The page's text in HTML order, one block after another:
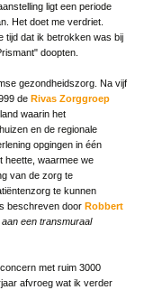
ligt een periode
Het doet me verdriet.
tijd dat ik betrokken was bij
doopten.
gezondheidszorg. Na vijf
de Rivas Zorggroep
waarin het
en de regionale
opgingen in één
heette, waarmee we
van de zorg te
te kunnen
beschreven door Robbert
aan een transmuraal
met ruim 3000
afvroeg wat ik verder